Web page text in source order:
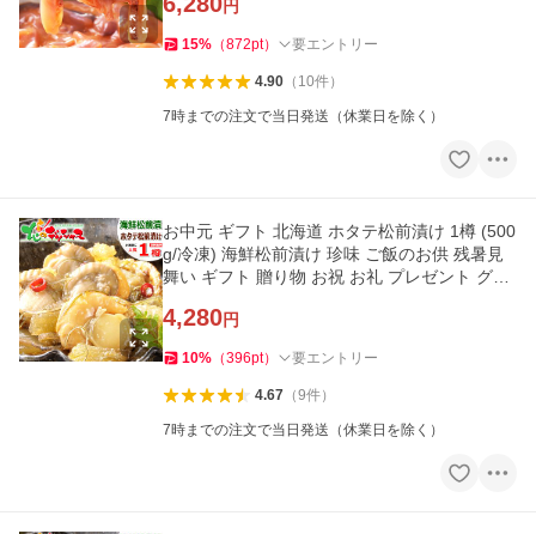
円
15% （872pt） 要エントリー
4.90（ 10件）
7時までの注文で当日発送（休業日を除く）
お中元 ギフト 北海道 ホタテ松前漬け 1樽 (500
g/冷凍) 海鮮松前漬け 珍味 ご飯のお供 残暑見
舞い ギフト 贈り物 お祝 お礼 プレゼント グル
4,280円
10% （396pt） 要エントリー
4.67（9件）
7時までの注文で当日発送（休業日を除く）